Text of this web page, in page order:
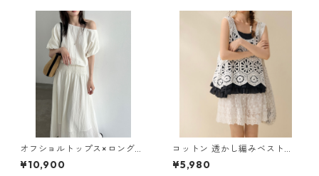
オフショルトップス×ロングス
カート セットアップ 3col Y 2
60087
¥10,900
コットン 透かし編みベスト 2
col H 260039
¥5,980